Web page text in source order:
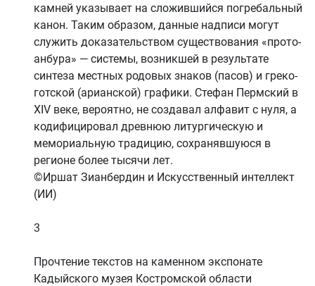
камней указывает на сложившийся погребальный
канон. Таким образом, данные надписи могут
служить доказательством существования «прото-
анбура» — системы, возникшей в результате
синтеза местных родовых знаков (пасов) и греко-
готской (арианской) графики. Стефан Пермский в
XIV веке, вероятно, не создавал алфавит с нуля, а
кодифицировал древнюю литургическую и
мемориальную традицию, сохранявшуюся в
регионе более тысячи лет.
©Иршат Зианбердин и Искусственный интеллект
(ИИ)
3
Прочтение текстов на каменном экспонате
Кадыйского музея Костромской области